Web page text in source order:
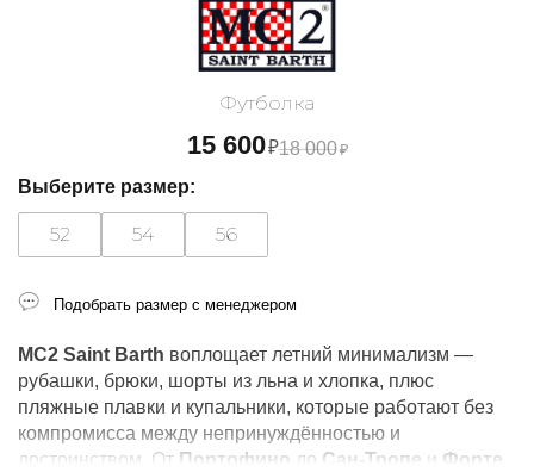
Футболка
15 600₽18 000₽
MC2 Saint Barth воплощает летний минимализм —
рубашки, брюки, шорты из льна и хлопка, плюс
пляжные плавки и купальники, которые работают без
компромисса между непринуждённостью и
достоинством. От Портофино до Сан-Тропе и Форте
Выберите размер:
52 54 56
Подобрать размер с менеджером